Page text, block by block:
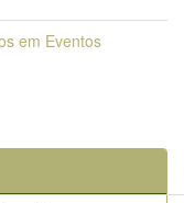
em Eventos